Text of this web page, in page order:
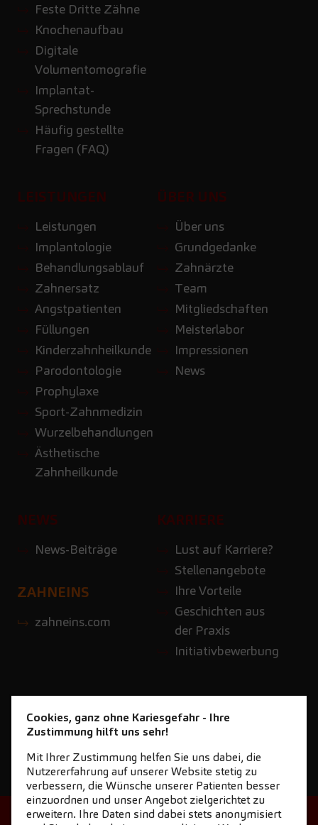
Feste Dritte Zähne
Knochenaufbau
Digitale
Volumentomografie
Implantat-
Sprechstunde
Häufig gestellte
Fragen (FAQ)
LEISTUNGEN
Leistungen
Implantologie
Behandlungsablauf
Zahnersatz
Angstpatienten
Füllungen
Kinderzahnheilkunde
Parodontologie
Prophylaxe
Sport-Zahnmedizin
Wurzelbehandlungen
Ästhetische
Zahnheilkunde
ÜBER UNS
Über uns
Grundgedanke
Zahnärzte
Team
Mitgliedschaften
Meisterlabor
Impressionen
News
NEWS
News-Beiträge
KARRIERE
Lust auf Karriere?
Stellenangebote
Ihre Vorteile
Geschichten aus
der Praxis
Initiativbewerbung
ZAHNEINS
zahneins.com
STARTSEITE KONTAKT
Cookies, ganz ohne Kariesgefahr - Ihre
Zustimmung hilft uns sehr!
Mit Ihrer Zustimmung helfen Sie uns dabei, die
Nutzererfahrung auf unserer Website stetig zu
verbessern, die Wünsche unserer Patienten besser
einzuordnen und unser Angebot zielgerichtet zu
erweitern. Ihre Daten sind dabei stets anonymisiert